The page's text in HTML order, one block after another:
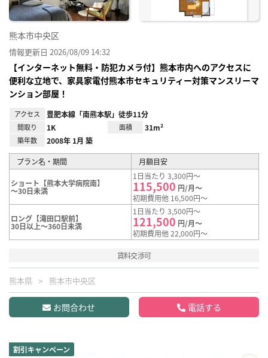
熊本市中央区
情報更新日 2026/08/09 14:32
【インターネット無料・防犯カメラ付】熊本市内へのアクセスに
便利な立地で、家具家電付熊本市セキュリティー対策マンスリーマ
ンション部屋！
アクセス 豊肥本線「南熊本駅」徒歩11分
間取り 1K 面積 31m²
築年数 2008年 1月 築
プラン名・期間 月額目安
ショート【熊本大学病院南】
～30日未満
1日当たり 3,300円～
115,500 円/月～
初期費用他 16,500円～
ロング【滝田口駅前】
30日以上～360日未満
1日当たり 3,500円～
121,500 円/月～
初期費用他 22,000円～
賃料交渉可
熊本県 熊本市中央区
お問合わせ 電話する
割引キャンペーン